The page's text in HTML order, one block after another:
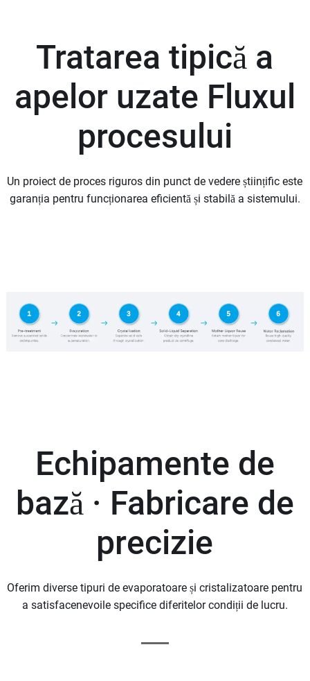
Tratarea tipică a
apelor uzate Fluxul
procesului
Un proiect de proces riguros din punct de vedere științific este
garanția pentru funcționarea eficientă și stabilă a sistemului.
Echipamente de
bază · Fabricare de
precizie
Oferim diverse tipuri de evaporatoare și cristalizatoare pentru
a satisfacenevoile specifice diferitelor condiții de lucru.